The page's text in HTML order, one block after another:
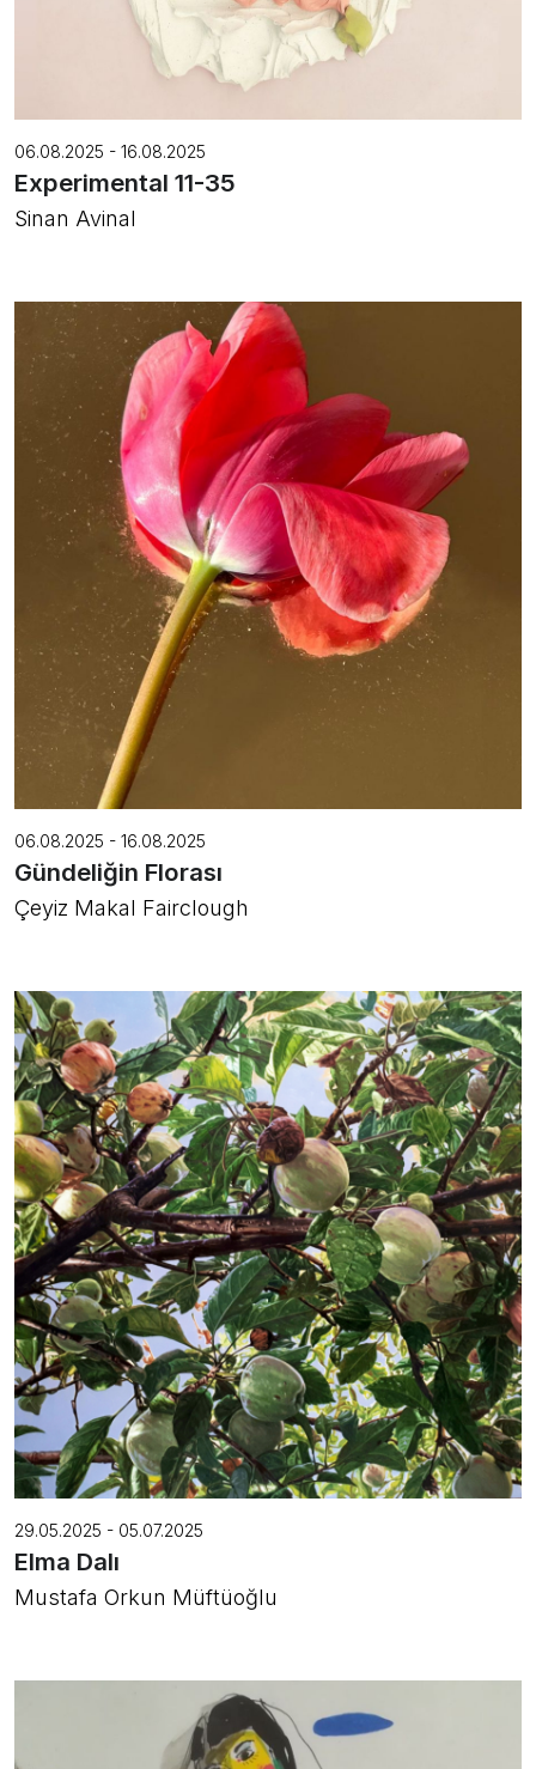
06.08.2025 - 16.08.2025
Experimental 11-35
Sinan Avinal
06.08.2025 - 16.08.2025
Gündeliğin Florası
Çeyiz Makal Fairclough
29.05.2025 - 05.07.2025
Elma Dalı
Mustafa Orkun Müftüoğlu